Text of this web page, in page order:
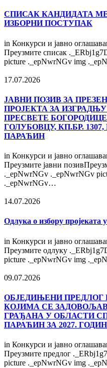
СПИСАК КАНДИДАТА
ИЗБОРНИ ПОСТУПАК
in Конкурси и јавно
Преузмите списак
picture ._epNwrNGv img
17.07.2026
ЈАВНИ ПОЗИВ ЗА
ПРОЈЕКТА ЗА
ПРЕСВЕТЕ
ГОЛУБОВЦУ, КП.БР.
ПАРАЋИН
in Конкурси и јавно
Преузмите јавни
._epNwrNGv ._epNwrNGv
._epNwrNGv…
14.07.2026
Одлука о избору пројеката
in Конкурси и јавно
Преузмите одлуку
picture ._epNwrNGv img
09.07.2026
OБЈЕДИЊЕНИ
КОЈИМА СЕ
ГРАЂАНА У ОБЛАСТИ
ПАРАЋИН ЗА 2027.
in Конкурси и јавно
Преузмите предлог
picture ._epNwrNGv img